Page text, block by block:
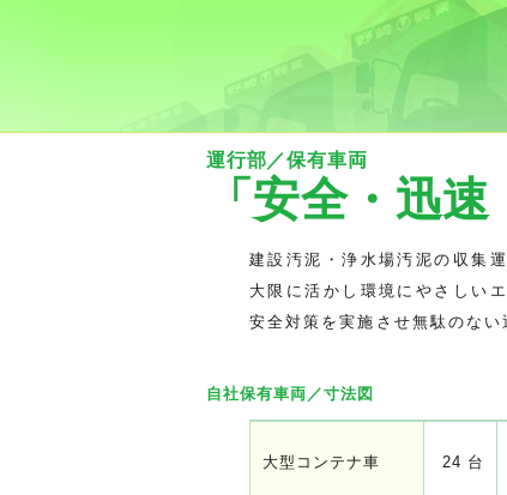
運行部／保有車両
「安全・迅速
建設汚泥・浄水場汚泥の収集
大限に活かし環境にやさしい
安全対策を実施させ無駄のない
自社保有車両／寸法図
大型コンテナ車 24 台